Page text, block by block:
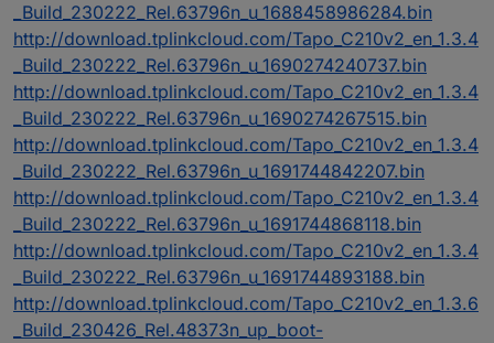
_Build_230222_Rel.63796n_u_1688458986284.bin
http://download.tplinkcloud.com/Tapo_C210v2_en_1.3.4
_Build_230222_Rel.63796n_u_1690274240737.bin
http://download.tplinkcloud.com/Tapo_C210v2_en_1.3.4
_Build_230222_Rel.63796n_u_1690274267515.bin
http://download.tplinkcloud.com/Tapo_C210v2_en_1.3.4
_Build_230222_Rel.63796n_u_1691744842207.bin
http://download.tplinkcloud.com/Tapo_C210v2_en_1.3.4
_Build_230222_Rel.63796n_u_1691744868118.bin
http://download.tplinkcloud.com/Tapo_C210v2_en_1.3.4
_Build_230222_Rel.63796n_u_1691744893188.bin
http://download.tplinkcloud.com/Tapo_C210v2_en_1.3.6
_Build_230426_Rel.48373n_up_boot-